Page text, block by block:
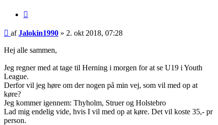
Indlæg
afJalokin1990 » 2. okt 2018, 07:28
Hej alle sammen,
Jeg regner med at tage til Herning i morgen for at se U19 i Youth
League.
Derfor vil jeg høre om der nogen på min vej, som vil med op at
køre?
Jeg kommer igennem: Thyholm, Struer og Holstebro
Lad mig endelig vide, hvis I vil med op at køre. Det vil koste 35,- pr
person.